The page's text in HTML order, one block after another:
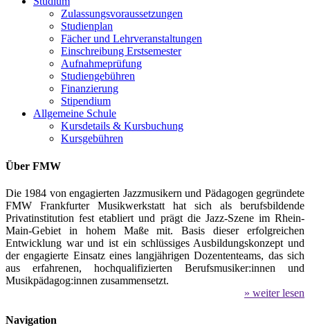
Zulassungsvoraussetzungen
Studienplan
Fächer und Lehrveranstaltungen
Einschreibung Erstsemester
Aufnahmeprüfung
Studiengebühren
Finanzierung
Stipendium
Allgemeine Schule
Kursdetails & Kursbuchung
Kursgebühren
Über FMW
Die 1984 von engagierten Jazzmusikern und Pädagogen gegründete
FMW Frankfurter Musikwerkstatt hat sich als berufsbildende
Privatinstitution fest etabliert und prägt die Jazz-Szene im Rhein-
Main-Gebiet in hohem Maße mit. Basis dieser erfolgreichen
Entwicklung war und ist ein schlüssiges Ausbildungskonzept und
der engagierte Einsatz eines langjährigen Dozententeams, das sich
aus erfahrenen, hochqualifizierten Berufsmusiker:innen und
Musikpädagog:innen zusammensetzt.
» weiter lesen
Navigation